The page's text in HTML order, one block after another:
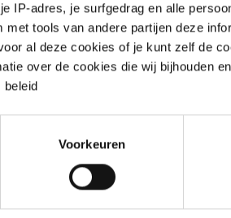
IP-adres, je surfgedrag en alle
met tools van andere partijen deze
al deze cookies of je kunt zelf de
over de cookies die wij bijhouden
beleid
Voorkeuren
heb je
met klanten”
,Tags:Medewerker in beeld, Edwin Zwaan
duren langer als je in de
dag, buiten spreek je er vijf. Maar de
waardoor je relevante informatie